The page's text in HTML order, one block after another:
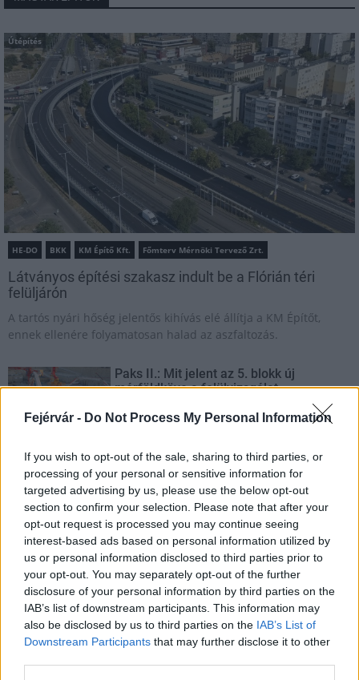
Fejérvár - Do Not Process My Personal Information
If you wish to opt-out of the sale, sharing to third parties, or
processing of your personal or sensitive information for
targeted advertising by us, please use the below opt-out
section to confirm your selection. Please note that after your
opt-out request is processed you may continue seeing
interest-based ads based on personal information utilized by
us or personal information disclosed to third parties prior to
your opt-out. You may separately opt-out of the further
disclosure of your personal information by third parties on the
IAB’s list of downstream participants. This information may
also be disclosed by us to third parties on the IAB’s List of
Downstream Participants that may further disclose it to other
Útépítés
HE-DO BKK KM Építő Kft. Főmterv Mérnöki Tervező Zrt.
Látványos építési szakasz indult be a Flórián téri
felüljárón
A tartós nyári hőség jelentős kihívás elé állítja a KM Építőt,
ennek ellenére folyamatosan halad az aszfaltozás.
Paks II.: Mit jelent az 5. blokk új
mérföldköve a felülvizsgálat
Elkészült a Liszt Ferenc repülőtér
közelében lévő logisztikai bázis út- és
közműhálózatának fejlesztése
Látlelet a hazai víziközművekről?
Egyetlen, fél évszázados vezetéken
múlt Bicske vízellátása
Épített öröksége megújításával is készül
Mohács a csata ötszázadik
évfordulójára